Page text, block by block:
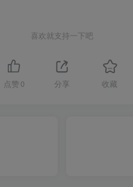
喜欢就支持一下吧
点赞 0 分享 收藏